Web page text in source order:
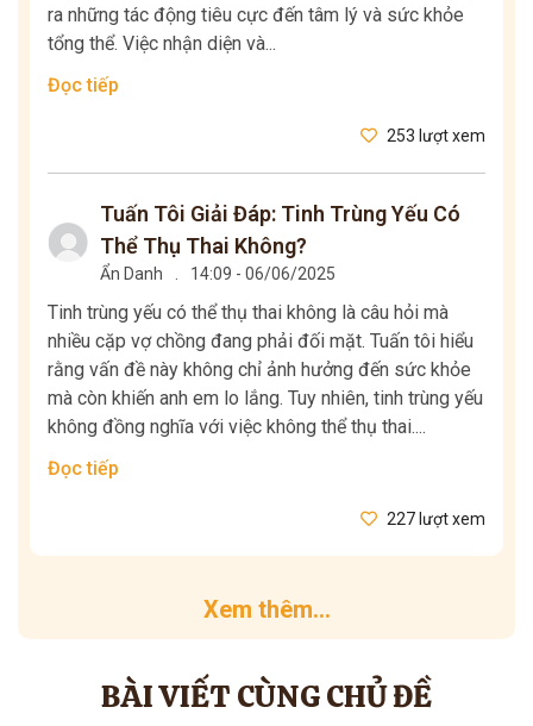
ra những tác động tiêu cực đến tâm lý và sức khỏe
tổng thể. Việc nhận diện và...
Đọc tiếp
253 lượt xem
Tuấn Tôi Giải Đáp: Tinh Trùng Yếu Có
Thể Thụ Thai Không?
Ẩn Danh . 14:09 - 06/06/2025
Tinh trùng yếu có thể thụ thai không là câu hỏi mà
nhiều cặp vợ chồng đang phải đối mặt. Tuấn tôi hiểu
rằng vấn đề này không chỉ ảnh hưởng đến sức khỏe
mà còn khiến anh em lo lắng. Tuy nhiên, tinh trùng yếu
không đồng nghĩa với việc không thể thụ thai....
Đọc tiếp
227 lượt xem
Xem thêm...
BÀI VIẾT CÙNG CHỦ ĐỀ